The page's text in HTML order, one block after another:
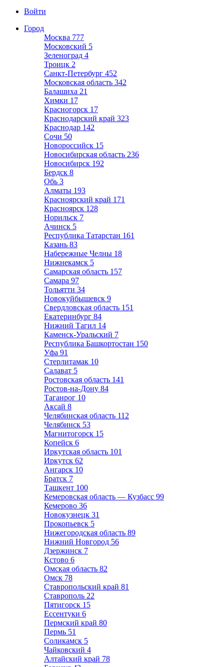
Войти
Город
Москва 777
Московский 5
Зеленоград 4
Троицк 2
Санкт-Петербург 452
Московская область 342
Балашиха 21
Химки 17
Красногорск 17
Краснодарский край 323
Краснодар 142
Сочи 50
Новороссийск 15
Новосибирская область 236
Новосибирск 192
Бердск 8
Обь 3
Алматы 193
Красноярский край 171
Красноярск 128
Норильск 7
Ачинск 5
Республика Татарстан 161
Казань 83
Набережные Челны 18
Нижнекамск 5
Самарская область 157
Самара 97
Тольятти 34
Новокуйбышевск 9
Свердловская область 151
Екатеринбург 84
Нижний Тагил 14
Каменск-Уральский 7
Республика Башкортостан 150
Уфа 91
Стерлитамак 10
Салават 5
Ростовская область 141
Ростов-на-Дону 84
Таганрог 10
Аксай 8
Челябинская область 112
Челябинск 53
Магнитогорск 15
Копейск 6
Иркутская область 101
Иркутск 62
Ангарск 10
Братск 7
Ташкент 100
Кемеровская область — Кузбасс 99
Кемерово 36
Новокузнецк 31
Прокопьевск 5
Нижегородская область 89
Нижний Новгород 56
Дзержинск 7
Кстово 6
Омская область 82
Омск 78
Ставропольский край 81
Ставрополь 22
Пятигорск 15
Ессентуки 6
Пермский край 80
Пермь 51
Соликамск 5
Чайковский 4
Алтайский край 78